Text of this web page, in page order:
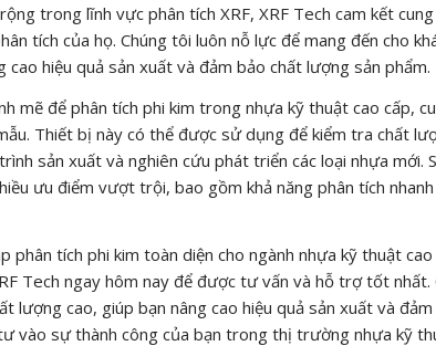
trong lĩnh vực phân tích XRF, XRF Tech cam kết
tích của họ. Chúng tôi luôn nỗ lực để mang đến cho
hiệu quả sản xuất và đảm bảo chất lượng sản phẩm.
mẽ để phân tích phi kim trong nhựa kỹ thuật cao cấp,
Thiết bị này có thể được sử dụng để kiểm tra chất
sản xuất và nghiên cứu phát triển các loại nhựa mới.
ưu điểm vượt trội, bao gồm khả năng phân tích
phân tích phi kim toàn diện cho ngành nhựa kỹ thuật
Tech ngay hôm nay để được tư vấn và hỗ trợ tốt nhất.
lượng cao, giúp bạn nâng cao hiệu quả sản xuất và
vào sự thành công của bạn trong thị trường nhựa kỹ